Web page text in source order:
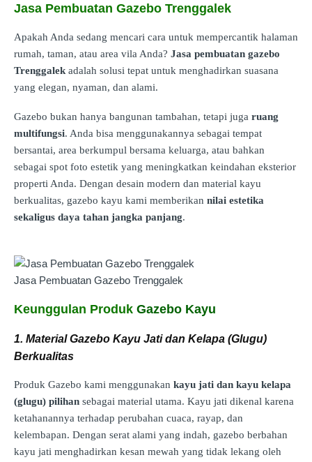
Jasa Pembuatan Gazebo Trenggalek
Apakah Anda sedang mencari cara untuk mempercantik halaman
rumah, taman, atau area vila Anda? Jasa pembuatan gazebo
Trenggalek adalah solusi tepat untuk menghadirkan suasana
yang elegan, nyaman, dan alami.
Gazebo bukan hanya bangunan tambahan, tetapi juga ruang
multifungsi. Anda bisa menggunakannya sebagai tempat
bersantai, area berkumpul bersama keluarga, atau bahkan
sebagai spot foto estetik yang meningkatkan keindahan eksterior
properti Anda. Dengan desain modern dan material kayu
berkualitas, gazebo kayu kami memberikan nilai estetika
sekaligus daya tahan jangka panjang.
Jasa Pembuatan Gazebo Trenggalek
Keunggulan Produk Gazebo Kayu
1. Material Gazebo Kayu Jati dan Kelapa (Glugu)
Berkualitas
Produk Gazebo kami menggunakan kayu jati dan kayu kelapa
(glugu) pilihan sebagai material utama. Kayu jati dikenal karena
ketahanannya terhadap perubahan cuaca, rayap, dan
kelembapan. Dengan serat alami yang indah, gazebo berbahan
kayu jati menghadirkan kesan mewah yang tidak lekang oleh